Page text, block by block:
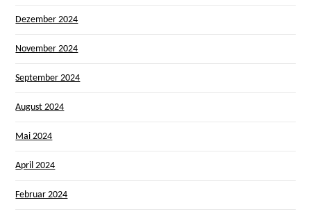
Dezember 2024
November 2024
September 2024
August 2024
Mai 2024
April 2024
Februar 2024